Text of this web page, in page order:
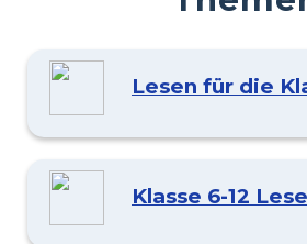
Lesen für die
Klasse 6-12